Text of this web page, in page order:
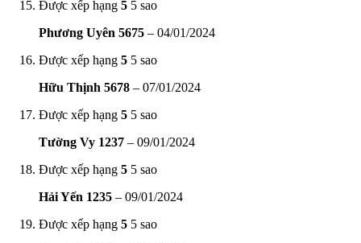
Được xếp hạng 5 5 sao
Phương Uyên 5675 – 04/01/2024
Được xếp hạng 5 5 sao
Hữu Thịnh 5678 – 07/01/2024
Được xếp hạng 5 5 sao
Tường Vy 1237 – 09/01/2024
Được xếp hạng 5 5 sao
Hải Yến 1235 – 09/01/2024
Được xếp hạng 5 5 sao